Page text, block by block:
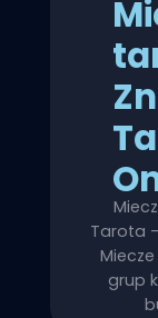
Tarota
grup